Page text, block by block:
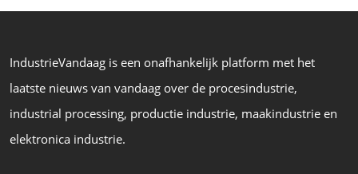
IndustrieVandaag is een onafhankelijk platform met het
laatste nieuws van vandaag over de procesindustrie,
industrial processing, productie industrie, maakindustrie en
elektronica industrie.